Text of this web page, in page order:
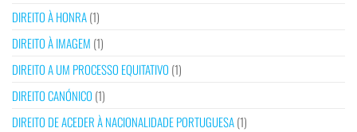
DIREITO À HONRA(1)
DIREITO À IMAGEM (1)
DIREITO A UM PROCESSO EQUITATIVO (1)
DIREITO CANÓNICO (1)
DIREITO DE ACEDER À NACIONALIDADE PORTUGUESA(1)